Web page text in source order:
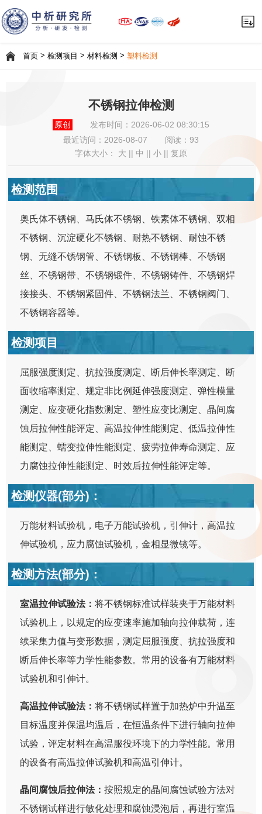
首页> 检测项目 > 材料检测 > 塑料检测
不锈钢拉伸检测
原创
发布时间：2026-06-02 08:30:15
最近访问：2026-08-07
阅读：93
字体大小： 大 中 小 复原
检测范围
奥氏体不锈钢、马氏体不锈钢、铁素体不锈钢、双相
不锈钢、沉淀硬化不锈钢、耐热不锈钢、耐蚀不锈
钢、无缝不锈钢管、不锈钢板、不锈钢棒、不锈钢
丝、不锈钢带、不锈钢锻件、不锈钢铸件、不锈钢焊
接接头、不锈钢紧固件、不锈钢法兰、不锈钢阀门、
不锈钢容器等。
检测项目
屈服强度测定、抗拉强度测定、断后伸长率测定、断
面收缩率测定、规定非比例延伸强度测定、弹性模量
测定、应变硬化指数测定、塑性应变比测定、晶间腐
蚀后拉伸性能评定、高温拉伸性能测定、低温拉伸性
能测定、蠕变拉伸性能测定、疲劳拉伸寿命测定、应
力腐蚀拉伸性能测定、时效后拉伸性能评定等。
检测仪器(部分)：
万能材料试验机，电子万能试验机，引伸计，高温拉
伸试验机，应力腐蚀试验机，金相显微镜等。
检测方法(部分)：
室温拉伸试验法：将不锈钢标准试样装夹于万能材料
试验机上，以规定的应变速率施加轴向拉伸载荷，连
续采集力值与变形数据，测定屈服强度、抗拉强度和
断后伸长率等力学性能参数。常用的设备有万能材料
试验机和引伸计。
高温拉伸试验法：将不锈钢试样置于加热炉中升温至
目标温度并保温均温后，在恒温条件下进行轴向拉伸
试验，评定材料在高温服役环境下的力学性能。常用
的设备有高温拉伸试验机和高温引伸计。
晶间腐蚀后拉伸法：按照规定的晶间腐蚀试验方法对
不锈钢试样进行敏化处理和腐蚀浸泡后，再进行室温